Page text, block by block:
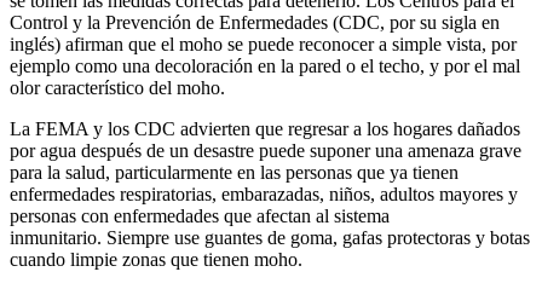
Control y la Prevención de Enfermedades (CDC, por su sigla en
inglés) afirman que el moho se puede reconocer a simple vista, por
ejemplo como una decoloración en la pared o el techo, y por el mal
olor característico del moho.
La FEMA y los CDC advierten que regresar a los hogares dañados
por agua después de un desastre puede suponer una amenaza grave
para la salud, particularmente en las personas que ya tienen
enfermedades respiratorias, embarazadas, niños, adultos mayores y
personas con enfermedades que afectan al sistema
inmunitario. Siempre use guantes de goma, gafas protectoras y botas
cuando limpie zonas que tienen moho.